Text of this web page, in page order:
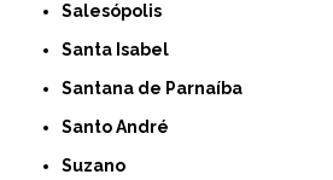
Salesópolis
Santa Isabel
Santana de Parnaíba
Santo André
Suzano